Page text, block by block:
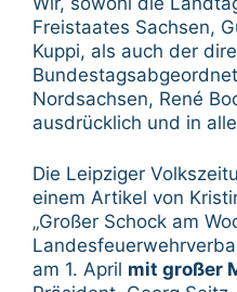
Freistaates Sachsen,
Kuppi, als auch der
Nordsachsen, René
ausdrücklich und in
Die Leipziger
einem Artikel von
„Großer Schock am
am 1. April mit großer